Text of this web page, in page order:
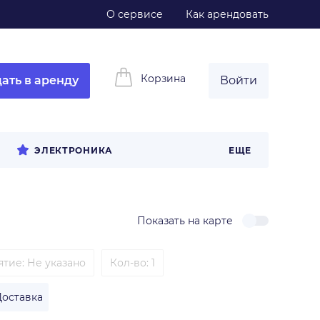
О сервисе Как арендовать
в аренду Корзина Войти
ЭЛЕКТРОНИКА ЕЩЕ
Показать на карте
: Не указано Кол-во: 1